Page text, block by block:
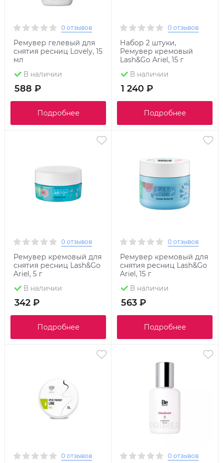
0 отзывов
Ремувер гелевый для
снятия ресниц Lovely, 15
мл
В наличии
588 ₽
Подробнее
0 отзывов
Набор 2 штуки,
Ремувер кремовый
Lash&Go Ariel, 15 г
В наличии
1 240 ₽
Подробнее
0 отзывов
Ремувер кремовый для
снятия ресниц Lash&Go
Ariel, 5 г
В наличии
342 ₽
Подробнее
0 отзывов
Ремувер кремовый для
снятия ресниц Lash&Go
Ariel, 15 г
В наличии
563 ₽
Подробнее
0 отзывов 0 отзывов